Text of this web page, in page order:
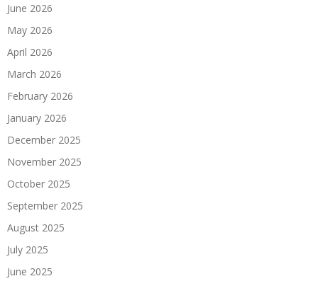
June 2026
May 2026
April 2026
March 2026
February 2026
January 2026
December 2025
November 2025
October 2025
September 2025
August 2025
July 2025
June 2025